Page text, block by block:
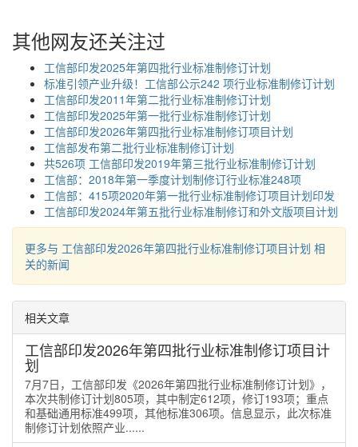
其他网友还关注过
工信部印发2025年第四批行业标准制修订计划
标准引领产业升级！工信部公示242 项行业标准制修订计划
工信部印发2011年第二批行业标准制修订计划
工信部印发2025年第一批行业标准制修订计划
工信部印发2026年第四批行业标准制修订项目计划
工信部发布第二批行业标准制修订计划
共526项 工信部印发2019年第三批行业标准制修订计划
工信部：2018年第一季度计划制修订行业标准248项
工信部：415项2020年第一批行业标准制修订项目计划印发
工信部印发2024年第五批行业标准制修订和外文版项目计划
更多与 工信部印发2026年第四批行业标准制修订项目计划 相
关的新闻
相关文章
工信部印发2026年第四批行业标准制修订项目计
划
7月7日，工信部印发《2026年第四批行业标准制修订计划》，
本次共制修订计划805项，其中制定612项，修订193项；重点
和基础通用标准499项，其他标准306项。信息显示，此次标准
制修订计划依照产业......